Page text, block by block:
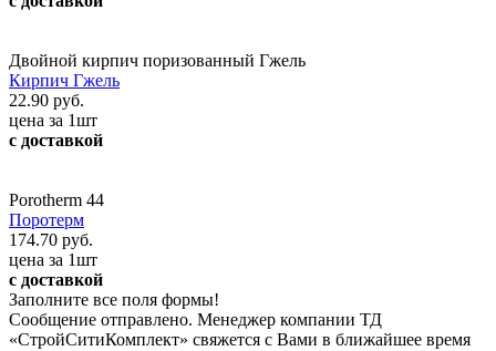
Двойной кирпич поризованный Гжель
Кирпич Гжель
22.90 руб.
цена за 1шт
с доставкой
Porotherm 44
Поротерм
174.70 руб.
цена за 1шт
с доставкой
Заполните все поля формы!
Сообщение отправлено. Менеджер компании ТД
«СтройСитиКомплект» свяжется с Вами в ближайшее время